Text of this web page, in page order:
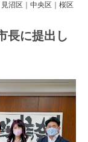
見沼区 中央区
桜区
長に提出し